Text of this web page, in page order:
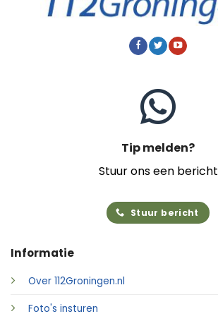
Informatie
Over 112Groningen.nl
Foto's insturen
Tip melden?
Stuur ons een bericht
Stuur bericht